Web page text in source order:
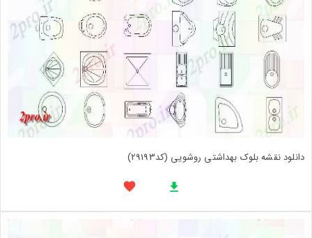
دانلود نقشه بلوک بهداشتی روشویی (کد29193)